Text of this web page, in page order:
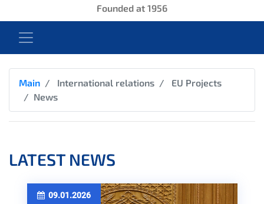
Founded at 1956
Main International relations
EU Projects
News
LATEST NEWS
09.01.2026